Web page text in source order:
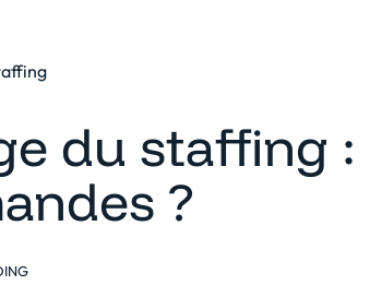
du staffing
?